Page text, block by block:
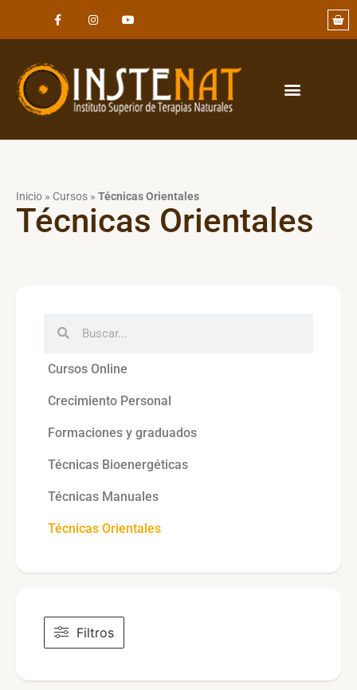
Inicio » Cursos » Técnicas Orientales
Técnicas Orientales
Cursos Online
Crecimiento Personal
Formaciones y graduados
Técnicas Bioenergéticas
Técnicas Manuales
Técnicas Orientales
Filtros